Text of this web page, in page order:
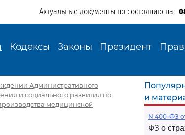
Актуальные документы по состоянию на:
Кодексы Законы Президент
Административного
и социального развития по
медицинской
и
N 400-ФЗ
ФЗ о